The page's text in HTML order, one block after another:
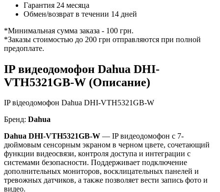
Гарантия 24 месяца
Обмен/возврат в течении 14 дней
*Минимальная сумма заказа - 100 грн.
*Заказы стоимостью до 200 грн отправляются при полной
предоплате.
IP видеодомофон Dahua DHI-
VTH5321GB-W (Описание)
IP відеодомофон Dahua DHI-VTH5321GB-W
Бренд: Dahua
Dahua DHI-VTH5321GB-W — IP видеодомофон с 7-
дюймовым сенсорным экраном в черном цвете, сочетающий
функции видеосвязи, контроля доступа и интеграции с
системами безопасности. Поддерживает подключение
дополнительных мониторов, восклицательных панелей и
тревожных датчиков, а также позволяет вести запись фото и
видео.